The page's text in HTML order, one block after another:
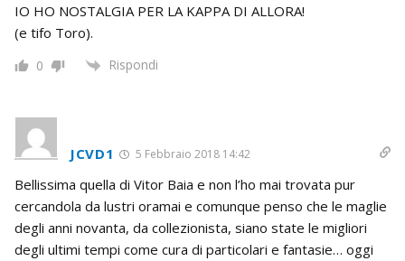
IO HO NOSTALGIA PER LA KAPPA DI ALLORA!
(e tifo Toro).
0 Rispondi
JCVD1 5 Febbraio 2018 14:42
Bellissima quella di Vitor Baia e non l’ho mai trovata pur
cercandola da lustri oramai e comunque penso che le maglie
degli anni novanta, da collezionista, siano state le migliori
degli ultimi tempi come cura di particolari e fantasie… oggi